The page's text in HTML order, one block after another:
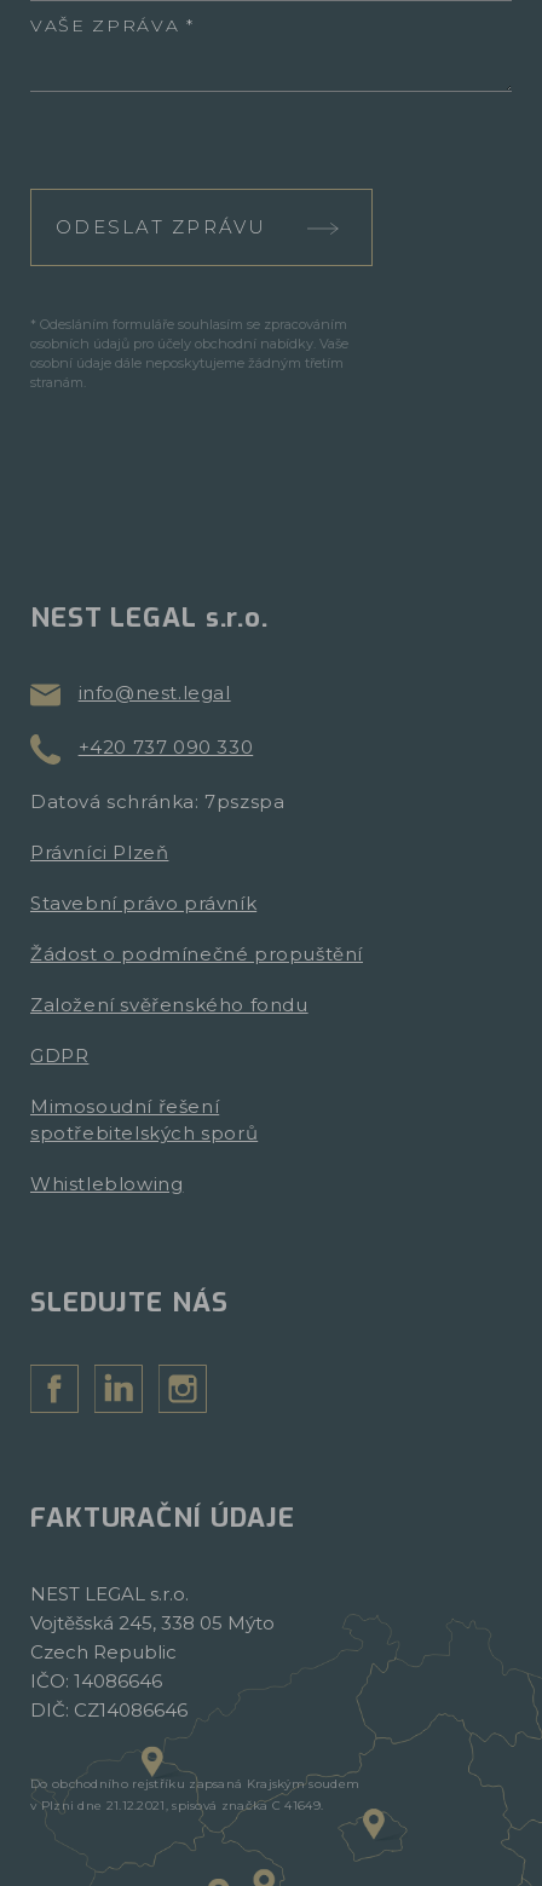
VAŠE ZPRÁVA
ODESLAT ZPRÁVU
* Odesláním formuláře souhlasím se zpracováním
osobních údajů pro účely obchodní nabídky. Vaše
osobní údaje dále neposkytujeme žádným třetím
stranám.
NEST LEGAL s.r.o.
info@nest.legal
+420 737 090 330
Datová schránka: 7pszspa
Právníci Plzeň
Stavební právo právník
Žádost o podmínečné propuštění
Založení svěřenského fondu
GDPR
Mimosoudní řešení
spotřebitelských sporů
Whistleblowing
SLEDUJTE NÁS
FAKTURAČNÍ ÚDAJE
NEST LEGAL s.r.o.
Vojtěšská 245, 338 05 Mýto
Czech Republic
IČO: 14086646
DIČ: CZ14086646
Do obchodního rejstříku zapsaná Krajským soudem
v Plzni dne 21.12.2021, spisová značka C 41649.